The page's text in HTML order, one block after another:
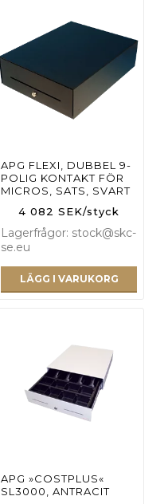
APG FLEXI, DUBBEL 9-
POLIG KONTAKT FÖR
MICROS, SATS, SVART
4 082 SEK/styck
Lagerfrågor: stock@skc-
se.eu
LÄGG I VARUKORG
APG »COSTPLUS«
SL3000, ANTRACIT